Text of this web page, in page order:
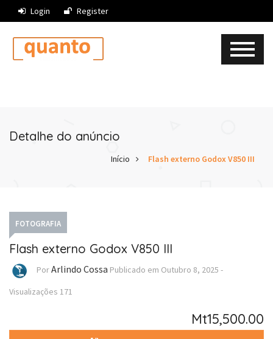
Login Register
Detalhe do anúncio
Início Flash externo Godox V850 III
FOTOGRAFIA
Flash externo Godox V850 III
PorArlindo Cossa Publicado em Outubro 8, 2025 -
Visualizações 171
Mt15,500.00